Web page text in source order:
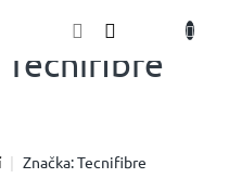
Tecnifibre
Značka:Tecnifibre